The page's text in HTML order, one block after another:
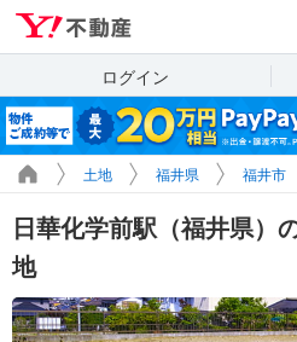
ログイン
土地 福井県 福井市
日華化学前駅（福井県）
地